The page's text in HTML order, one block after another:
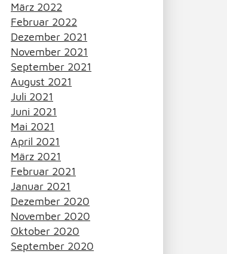
März 2022
Februar 2022
Dezember 2021
November 2021
September 2021
August 2021
Juli 2021
Juni 2021
Mai 2021
April 2021
März 2021
Februar 2021
Januar 2021
Dezember 2020
November 2020
Oktober 2020
September 2020